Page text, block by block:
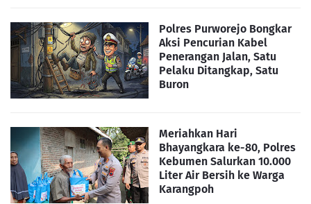
Polres Purworejo Bongkar
Aksi Pencurian Kabel
Penerangan Jalan, Satu
Pelaku Ditangkap, Satu
Buron
Meriahkan Hari
Bhayangkara ke-80, Polres
Kebumen Salurkan 10.000
Liter Air Bersih ke Warga
Karangpoh